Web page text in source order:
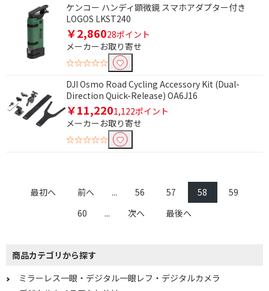
ケンコー ハンディ顕微鏡 スマホアダプター付き
LOGOS LKST240
￥2,86028ポイント
メーカーお取り寄せ
☆☆☆☆☆
DJI Osmo Road Cycling Accessory Kit (Dual-
Direction Quick-Release) OA6J16
￥11,2201,122ポイント
メーカーお取り寄せ
☆☆☆☆☆
最初へ 前へ ... 56 57 58
59
60
... 次へ 最後へ
商品カテゴリから探す
ミラーレス一眼・デジタル一眼レフ・デジタルカメラ
USB-C → HDMI
記録容量で絞り込む
内蔵メモリー非搭載
レンズセットで絞り込む
ズームレンズ+ズームレ
ンズ
ズームレンズ
マイクロフォーサーズ
6000万画素～6999万画
4000万画素～4999万画
3000万画素～3999万画